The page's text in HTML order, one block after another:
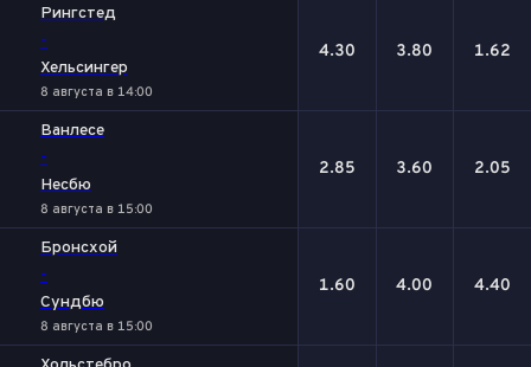
Рингстед
-
Хельсингер
8 августа в 14:00
4.30 3.80 1.62
Ванлесе
-
Несбю
8 августа в 15:00
2.85 3.60 2.05
Бронсхой
-
Сундбю
8 августа в 15:00
1.60 4.00 4.40